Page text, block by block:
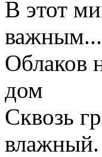
В этот
важным...
Облаков
дом
Сквозь
влажный.